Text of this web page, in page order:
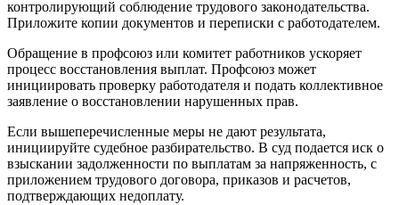
контролирующий соблюдение трудового законодательства.
Приложите копии документов и переписки с работодателем.
Обращение в профсоюз или комитет работников ускоряет
процесс восстановления выплат. Профсоюз может
инициировать проверку работодателя и подать коллективное
заявление о восстановлении нарушенных прав.
Если вышеперечисленные меры не дают результата,
инициируйте судебное разбирательство. В суд подается иск о
взыскании задолженности по выплатам за напряженность, с
приложением трудового договора, приказов и расчетов,
подтверждающих недоплату.